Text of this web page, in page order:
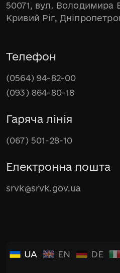
50071, вул. Володимира
Кривий Ріг,
Телефон
(0564) 94-82-00
(093) 864-80-18
Гаряча лінія
(067) 501-28-10
Електронна пошта
srvk@srvk.gov.ua
UA EN DE